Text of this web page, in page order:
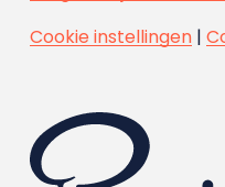
Cookie instellingen|